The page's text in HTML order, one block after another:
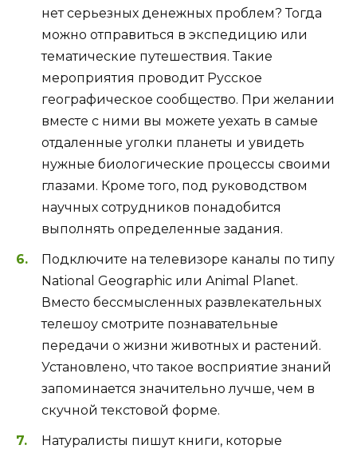
нет серьезных денежных проблем? Тогда
можно отправиться в экспедицию или
тематические путешествия. Такие
мероприятия проводит Русское
географическое сообщество. При желании
вместе с ними вы можете уехать в самые
отдаленные уголки планеты и увидеть
нужные биологические процессы своими
глазами. Кроме того, под руководством
научных сотрудников понадобится
выполнять определенные задания.
Подключите на телевизоре каналы по типу
National Geographic или Animal Planet.
Вместо бессмысленных развлекательных
телешоу смотрите познавательные
передачи о жизни животных и растений.
Установлено, что такое восприятие знаний
запоминается значительно лучше, чем в
скучной текстовой форме.
Натуралисты пишут книги, которые